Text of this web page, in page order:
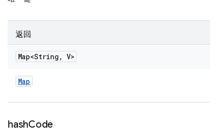
返回
Map<String , V>
Map
hashCode